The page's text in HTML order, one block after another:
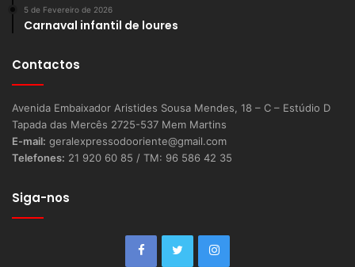
5 de Fevereiro de 2026
Carnaval infantil de loures
Contactos
Avenida Embaixador Aristides Sousa Mendes, 18 – C – Estúdio D
Tapada das Mercês 2725-537 Mem Martins
E-mail: geralexpressodooriente@gmail.com
Telefones: 21 920 60 85 / TM: 96 586 42 35
Siga-nos